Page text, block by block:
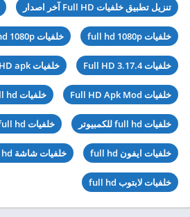
تنزيل تطبيق خلفيات Full HD آخر اصدار
خلفيات full hd 1080p خلفيات full hd 1080p للموبايل
خلفيات Full HD 3.17.4 خلفيات Full HD apk
خلفيات Full HD Apk Mod خلفيات full hd للاب توب
خلفيات full hd للكمبيوتر خلفيات full hd للموبايل
خلفيات ايفون full hd خلفيات شاشة full hd
خلفيات لابتوب full hd